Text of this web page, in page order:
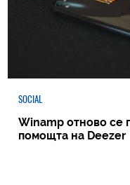
SOCIAL
Winamp отново се
помощта на Deezer